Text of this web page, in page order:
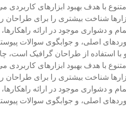
با هدف بهبود ابزارهای
شناخت بیشتری را برای
و دشواری موجود در ارائه
استفاده از طراحان گرافیک است،
با هدف بهبود ابزارهای
شناخت بیشتری را برای
و دشواری موجود در ارائه